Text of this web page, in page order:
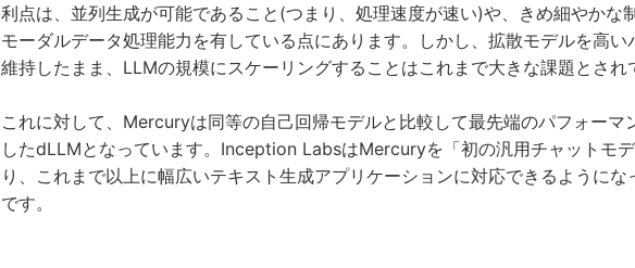
利点は、並列生成が可能であること(つまり、処理速度が速い)や、きめ細やかな
モーダルデータ処理能力を有している点にあります。しかし、拡散モデルを高い
維持したまま、LLMの規模にスケーリングすることはこれまで大きな課題とされ
これに対して、Mercuryは同等の自己回帰モデルと比較して最先端のパフォーマ
したdLLMとなっています。Inception LabsはMercuryを「初の汎用チャットモ
り、これまで以上に幅広いテキスト生成アプリケーションに対応できるようにな
です。